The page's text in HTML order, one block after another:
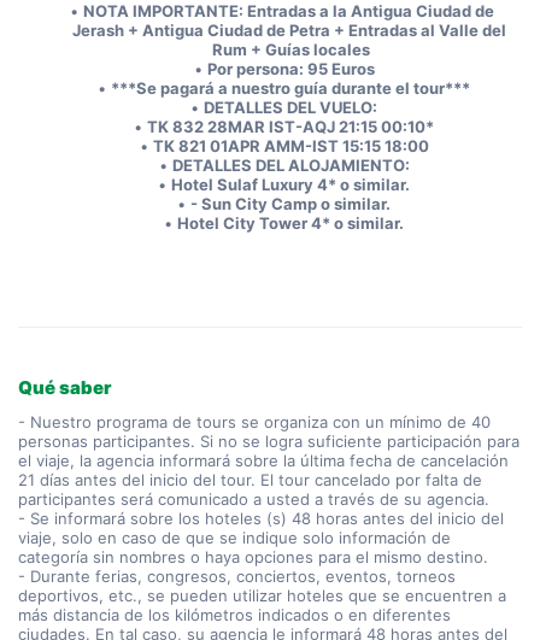
NOTA IMPORTANTE: Entradas a la Antigua Ciudad de
Jerash + Antigua Ciudad de Petra + Entradas al Valle del
Rum + Guías locales
Por persona: 95 Euros
***Se pagará a nuestro guía durante el tour***
DETALLES DEL VUELO:
TK 832 28MAR IST-AQJ 21:15 00:10*
TK 821 01APR AMM-IST 15:15 18:00
DETALLES DEL ALOJAMIENTO:
Hotel Sulaf Luxury 4* o similar.
- Sun City Camp o similar.
Hotel City Tower 4* o similar.
Qué saber
- Nuestro programa de tours se organiza con un mínimo de 40
personas participantes. Si no se logra suficiente participación para
el viaje, la agencia informará sobre la última fecha de cancelación
21 días antes del inicio del tour. El tour cancelado por falta de
participantes será comunicado a usted a través de su agencia.
- Se informará sobre los hoteles (s) 48 horas antes del inicio del
viaje, solo en caso de que se indique solo información de
categoría sin nombres o haya opciones para el mismo destino.
- Durante ferias, congresos, conciertos, eventos, torneos
deportivos, etc., se pueden utilizar hoteles que se encuentren a
más distancia de los kilómetros indicados o en diferentes
ciudades. En tal caso, su agencia le informará 48 horas antes del